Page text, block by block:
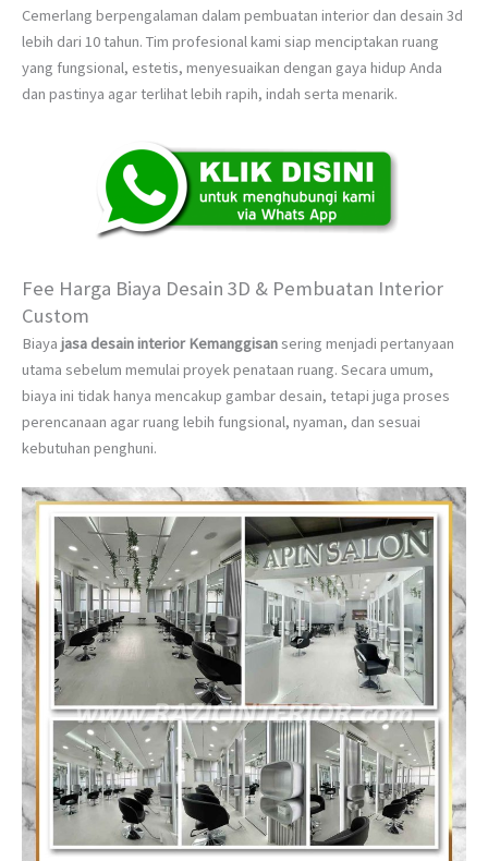
Cemerlang berpengalaman dalam pembuatan interior dan desain 3d
lebih dari 10 tahun. Tim profesional kami siap menciptakan ruang
yang fungsional, estetis, menyesuaikan dengan gaya hidup Anda
dan pastinya agar terlihat lebih rapih, indah serta menarik.
Fee Harga Biaya Desain 3D & Pembuatan Interior
Custom
Biaya jasa desain interior Kemanggisansering menjadi pertanyaan
utama sebelum memulai proyek penataan ruang. Secara umum,
biaya ini tidak hanya mencakup gambar desain, tetapi juga proses
perencanaan agar ruang lebih fungsional, nyaman, dan sesuai
kebutuhan penghuni.